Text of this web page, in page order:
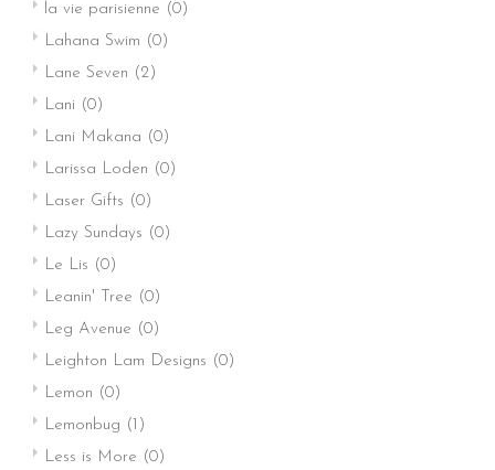
la vie parisienne (0)
Lahana Swim (0)
Lane Seven (2)
Lani (0)
Lani Makana (0)
Larissa Loden (0)
Laser Gifts (0)
Lazy Sundays (0)
Le Lis (0)
Leanin' Tree (0)
Leg Avenue (0)
Leighton Lam Designs (0)
Lemon (0)
Lemonbug (1)
Less is More (0)